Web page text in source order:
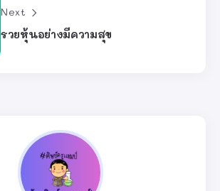
Next
รวยหุ้นอย่างมีความสุข